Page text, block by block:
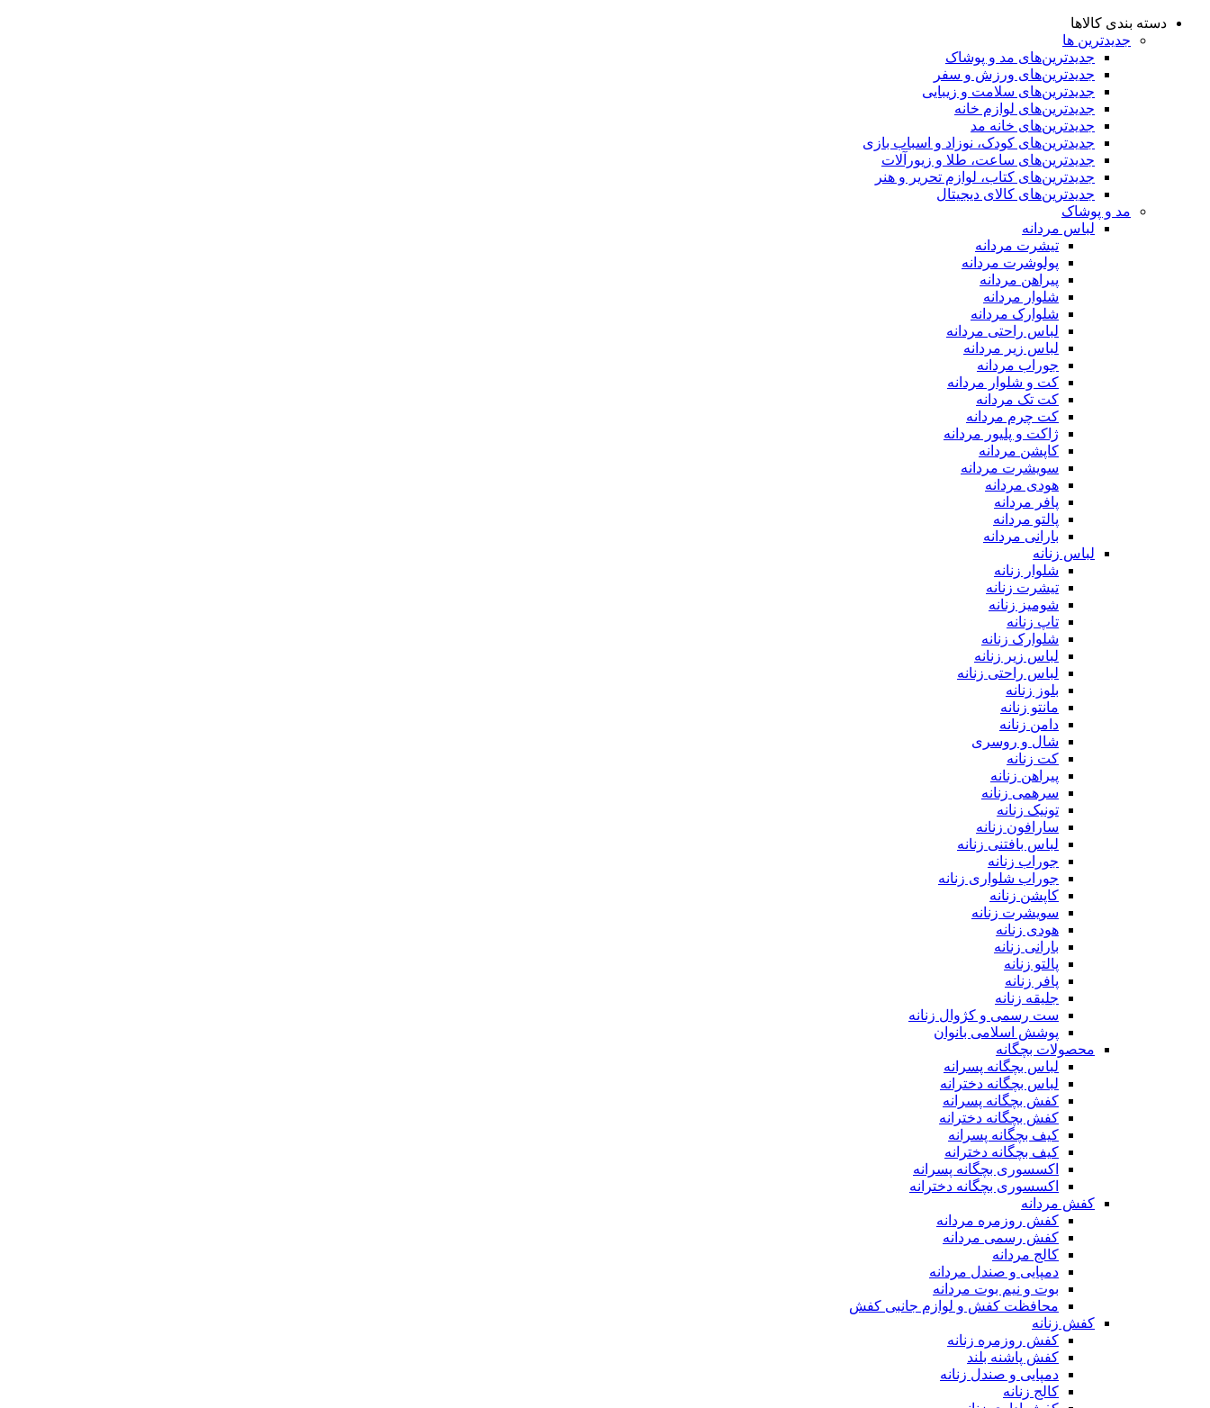
دسته بندی کالاها
جدیدترین ها
جدید‌ترین‌های مد و پوشاک
جدید‌ترین‌های ورزش و سفر
جدید‌ترین‌های سلامت و زیبایی
جدید‌ترین‌های لوازم خانه
جدیدترین‌های خانه مد
جدید‌ترین‌های کودک، نوزاد و اسباب بازی
جدید‌ترین‌های ساعت، طلا و زیورآلات
جدید‌ترین‌های کتاب، لوازم تحریر و هنر
جدید‌ترین‌های کالای دیجیتال
مد و پوشاک
لباس مردانه
تیشرت مردانه
پولوشرت مردانه
پیراهن مردانه
شلوار مردانه
شلوارک مردانه
لباس راحتی مردانه
لباس زیر مردانه
جوراب مردانه
کت و شلوار مردانه
کت تک مردانه
کت چرم مردانه
ژاکت و پلیور مردانه
کاپشن مردانه
سویشرت مردانه
هودی مردانه
پافر مردانه
پالتو مردانه
بارانی مردانه
لباس زنانه
شلوار زنانه
تیشرت زنانه
شومیز زنانه
تاپ زنانه
شلوارک زنانه
لباس زیر زنانه
لباس راحتی زنانه
بلوز زنانه
مانتو زنانه
دامن زنانه
شال و روسری
کت زنانه
پیراهن زنانه
سرهمی زنانه
تونیک زنانه
سارافون زنانه
لباس بافتنی زنانه
جوراب زنانه
جوراب شلواری زنانه
کاپشن زنانه
سویشرت زنانه
هودی زنانه
بارانی زنانه
پالتو زنانه
پافر زنانه
جلیقه زنانه
ست رسمی و کژوال زنانه
پوشش اسلامی بانوان
محصولات بچگانه
لباس بچگانه پسرانه
لباس بچگانه دخترانه
کفش بچگانه پسرانه
کفش بچگانه دخترانه
کیف بچگانه پسرانه
کیف بچگانه دخترانه
اکسسوری بچگانه پسرانه
اکسسوری بچگانه دخترانه
کفش مردانه
کفش روزمره مردانه
کفش رسمی مردانه
کالج مردانه
دمپایی و صندل مردانه
بوت و نیم بوت مردانه
محافظت کفش و لوازم جانبی کفش
کفش زنانه
کفش روزمره زنانه
کفش پاشنه بلند
دمپایی و صندل زنانه
کالج زنانه